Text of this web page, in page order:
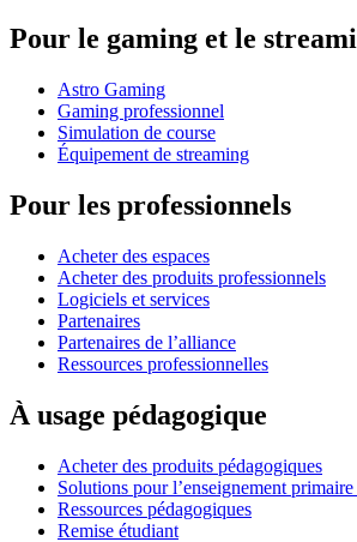
Pour le gaming et le
Astro Gaming
Gaming professionnel
Simulation de course
Équipement de streaming
Pour les professionnels
Acheter des espaces
Acheter des produits professionnels
Logiciels et services
Partenaires
Partenaires de l’alliance
Ressources professionnelles
À usage pédagogique
Acheter des produits pédagogiques
Solutions pour l’enseignement
Ressources pédagogiques
Remise étudiant